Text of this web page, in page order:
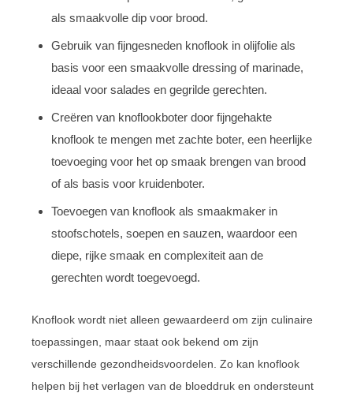
als smaakvolle dip voor brood.
Gebruik van fijngesneden knoflook in olijfolie als
basis voor een smaakvolle dressing of marinade,
ideaal voor salades en gegrilde gerechten.
Creëren van knoflookboter door fijngehakte
knoflook te mengen met zachte boter, een heerlijke
toevoeging voor het op smaak brengen van brood
of als basis voor kruidenboter.
Toevoegen van knoflook als smaakmaker in
stoofschotels, soepen en sauzen, waardoor een
diepe, rijke smaak en complexiteit aan de
gerechten wordt toegevoegd.
Knoflook wordt niet alleen gewaardeerd om zijn culinaire
toepassingen, maar staat ook bekend om zijn
verschillende gezondheidsvoordelen. Zo kan knoflook
helpen bij het verlagen van de bloeddruk en ondersteunt